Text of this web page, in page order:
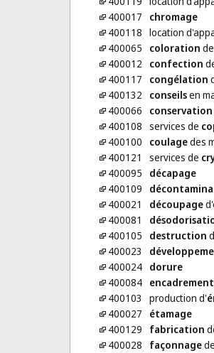
400017
chromage
400118 location
400065
coloration
400012
confection
400117
congélation
400132
conseilsen
400066
conservation
400108 services de
400100
coulagedes
400121
services de
400095
décapage
400109
400021
découpage
400081
400105
destruction
400023
400024 dorure
400084 encadrement
400103
production d'
400027
étamage
400129
fabrication
400028
façonnage